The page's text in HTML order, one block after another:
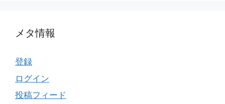
メタ情報
登録
ログイン
投稿フィード